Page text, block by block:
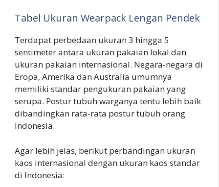
Tabel Ukuran Wearpack Lengan Pendek
Terdapat perbedaan ukuran 3 hingga 5
sentimeter antara ukuran pakaian lokal dan
ukuran pakaian internasional. Negara-negara di
Eropa, Amerika dan Australia umumnya
memiliki standar pengukuran pakaian yang
serupa. Postur tubuh warganya tentu lebih baik
dibandingkan rata-rata postur tubuh orang
Indonesia.
Agar lebih jelas, berikut perbandingan ukuran
kaos internasional dengan ukuran kaos standar
di Indonesia: